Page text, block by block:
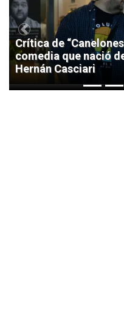
Crítica de
comedia que nació
Hernán Casciari
Previous